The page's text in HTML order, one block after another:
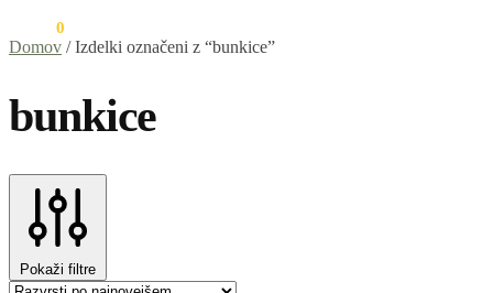
0
Domov /Izdelki označeni z “bunkice”
bunkice
Pokaži filtre